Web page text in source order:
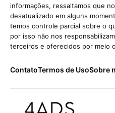
informações, ressaltamos que
desatualizado em alguns
temos controle parcial sobre o
por isso não nos
terceiros e oferecidos por meio
ContatoTermos de UsoSobre